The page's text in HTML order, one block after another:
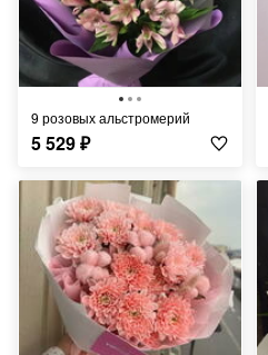
9 розовых альстромерий
5 529₽